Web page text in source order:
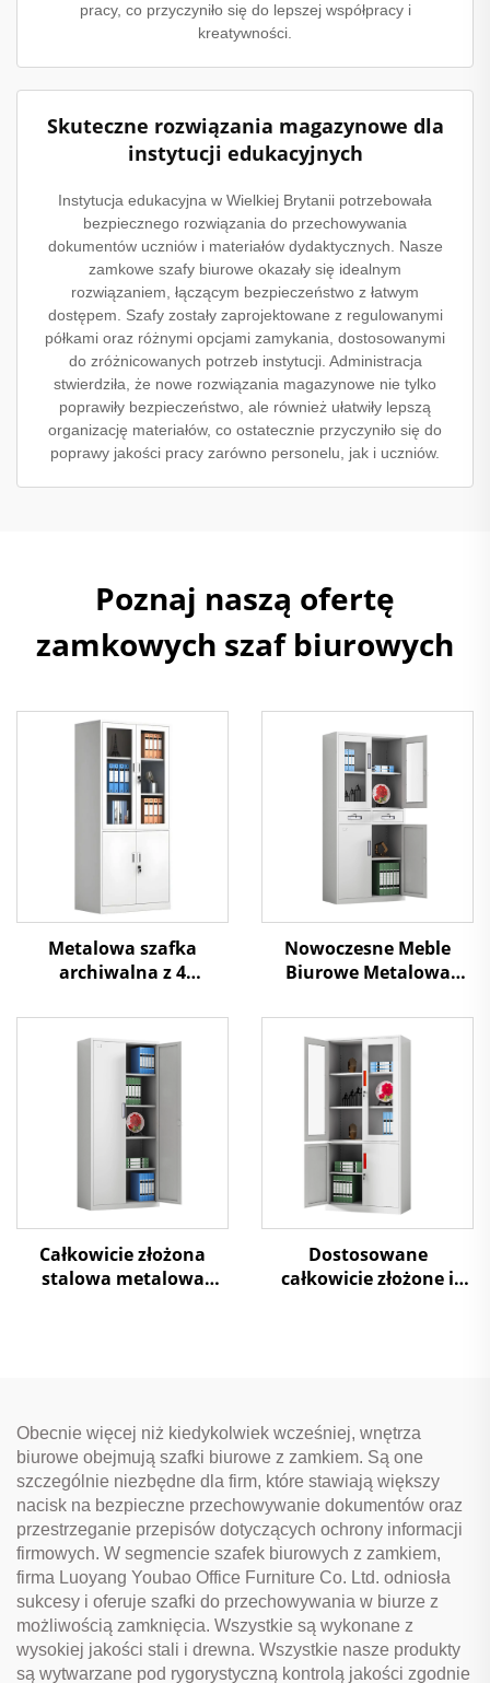
pracy, co przyczyniło się do lepszej współpracy i
kreatywności.
Skuteczne rozwiązania magazynowe dla
instytucji edukacyjnych
Instytucja edukacyjna w Wielkiej Brytanii potrzebowała
bezpiecznego rozwiązania do przechowywania
dokumentów uczniów i materiałów dydaktycznych. Nasze
zamkowe szafy biurowe okazały się idealnym
rozwiązaniem, łączącym bezpieczeństwo z łatwym
dostępem. Szafy zostały zaprojektowane z regulowanymi
półkami oraz różnymi opcjami zamykania, dostosowanymi
do zróżnicowanych potrzeb instytucji. Administracja
stwierdziła, że nowe rozwiązania magazynowe nie tylko
poprawiły bezpieczeństwo, ale również ułatwiły lepszą
organizację materiałów, co ostatecznie przyczyniło się do
poprawy jakości pracy zarówno personelu, jak i uczniów.
Poznaj naszą ofertę
zamkowych szaf biurowych
Metalowa szafka
archiwalna z 4
szklanymi i dolnymi
stalowymi, do
przechowywania w
biurze
Nowoczesne Meble
Biurowe Metalowa
Garażu Stalowe Szafy z
Półkami, Zamek do
Szpitala, Garażu, Biura
Całkowicie złożona
stalowa metalowa
Dostosowane
całkowicie złożone i
Obecnie więcej niż kiedykolwiek wcześniej, wnętrza
biurowe obejmują szafki biurowe z zamkiem. Są one
szczególnie niezbędne dla firm, które stawiają większy
nacisk na bezpieczne przechowywanie dokumentów oraz
przestrzeganie przepisów dotyczących ochrony informacji
firmowych. W segmencie szafek biurowych z zamkiem,
firma Luoyang Youbao Office Furniture Co. Ltd. odniosła
sukcesy i oferuje szafki do przechowywania w biurze z
możliwością zamknięcia. Wszystkie są wykonane z
wysokiej jakości stali i drewna. Wszystkie nasze produkty
są wytwarzane pod rygorystyczną kontrolą jakości zgodnie